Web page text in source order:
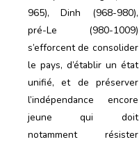
965), Dinh (968-980),
pré-Le (980-1009)
s’efforcent de consolider
le pays, d’établir un état
unifié, et de préserver
l’indépendance encore
jeune qui doit
notamment résister